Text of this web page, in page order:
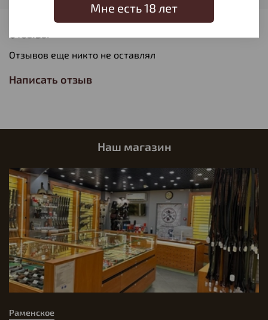
Отзывов еще никто не оставлял
Написать отзыв
Наш магазин
Раменское
Мне есть 18 лет